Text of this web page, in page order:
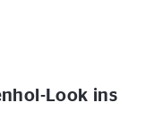
Look ins